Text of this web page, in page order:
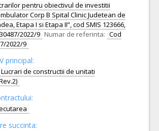
pentru obiectivul de investitii
Corp B Spital Clinic Judetean de
Etapa I si Etapa II”, cod SMIS 123666,
2022/9 Numar de referinta: Cod
2022/9
principal:
Lucrari de constructii de unitati
succinta: